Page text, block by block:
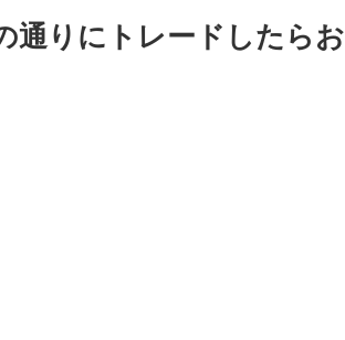
通りにトレードしたらお